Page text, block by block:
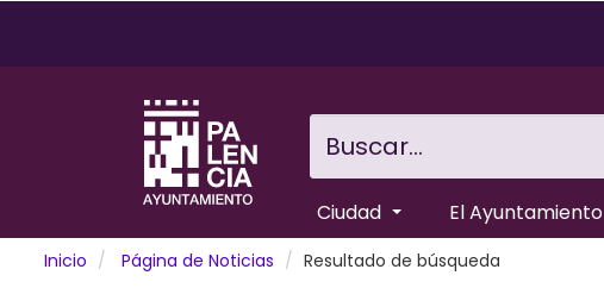
Ciudad El Ayuntamiento
Inicio Página de Noticias Resultado de búsqueda